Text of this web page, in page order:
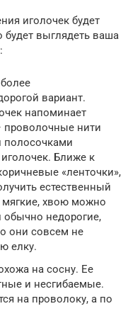
иголочек будет
будет выглядеть ваша
вариант.
напоминает
нити
полосочками
Ближе к
«ленточки»,
естественный
хвою можно
обычно недорогие,
они совсем не
елку.
на сосну. Ее
и несгибаемые.
на проволоку, а по